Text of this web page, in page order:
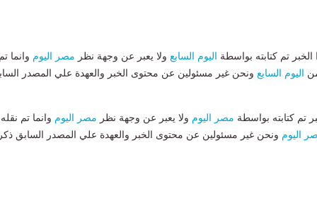
تم كتابته بواسطة اليوم السابع ولا يعبر عن وجهة نظر مصر اليوم وانما
اليوم السابع ونحن غير مسئولين عن محتوى الخبر والعهدة علي المصدر
تم كتابته بواسطة مصر اليوم ولا يعبر عن وجهة نظر مصر اليوم وانما تم نقله
اليوم ونحن غير مسئولين عن محتوى الخبر والعهدة علي المصدر السابق